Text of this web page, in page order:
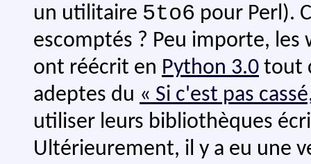
un utilitaire 5to6 pour Perl).
escomptés ? Peu importe,
ont réécrit en Python 3.0 tout
adeptes du « Si c'est pas
utiliser leurs bibliothèques
Ultérieurement, il y a eu une